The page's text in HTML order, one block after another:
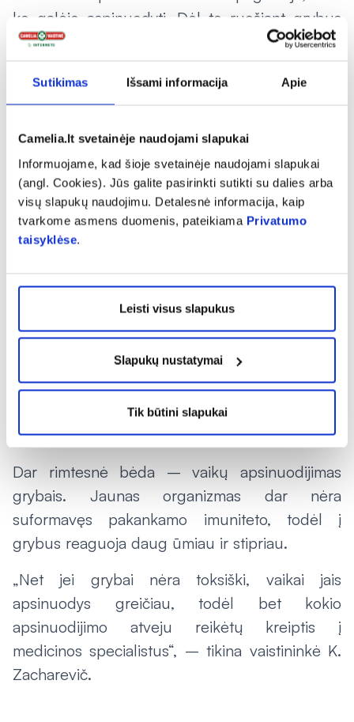
Sutikimas Išsami informacija Apie
Camelia.lt svetainėje naudojami slapukai
Informuojame, kad šioje svetainėje naudojami slapukai
(angl. Cookies). Jūs galite pasirinkti sutikti su dalies arba
visų slapukų naudojimu. Detalesnė informacija, kaip
tvarkome asmens duomenis, pateikiama Privatumo
taisyklėse.
Leisti visus slapukus
Slapukų nustatymai
Tik būtini slapukai
ko galėjo aspinuodyti. Dėl to ruošiant grybus
svarbu imtis visų atsargumo priemonių. Lengvo
vaistininką, kuris patars, kaip greičiau išvalyti
preparatą rinktis simptomams palengvinti“, –
teigia „Camelia” vaistininkė.
Kaip apsisaugoti
Pats geriausias būdas apsisaugoti nuo
Patyrę grybautojai atskiria, kurie grybai
valgomi, o kurie – ne, tačiau vis tiek svarbu
rinkti tik tuos grybus, kurie jums pažįstami.
Vaistininkė pataria atsargiau žiūrėti į turgeliuose
parduodamus grybus ir juos pirkti tik iš
patikimų žmonių. Nusipirktus grybus siūloma
dar kartą atidžiai peržiūrėti.
Dar rimtesnė bėda – vaikų apsinuodijimas
grybais. Jaunas organizmas dar nėra
suformavęs pakankamo imuniteto, todėl į
grybus reaguoja daug ūmiau ir stipriau.
„Net jei grybai nėra toksiški, vaikai jais
apsinuodys greičiau, todėl bet kokio
apsinuodijimo atveju reikėtų kreiptis į
medicinos specialistus“, – tikina vaistininkė K.
Zacharevič.